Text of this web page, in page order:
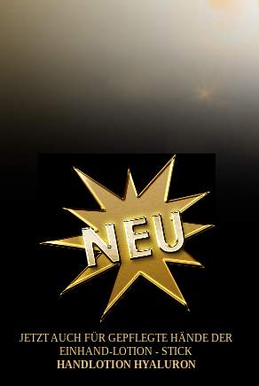
JETZT AUCH FÜR GEPFLEGTE HÄNDE DER
EINHAND-LOTION - STICK
HANDLOTION HYALURON